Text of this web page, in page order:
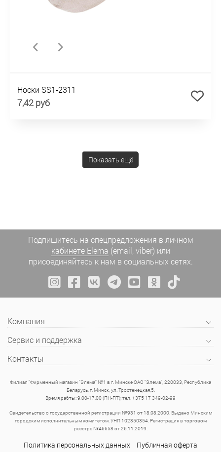
Носки SS1-2311
7,42 руб
Показать ещё
Подпишитесь на спецпредложения в личном
кабинете Elema (email, viber) или
присоединяйтесь к нам в социальных сетях.
Компания
Сервис и поддержка
Контакты
Филиал "Фирменный магазин "Элема" №1 в г. Минске ОАО "Элема", 220033, Республика
Беларусь, г. Минск, ул. Тростенецкая,5.
Время рабты: 9.00-17.00 (ПН-ПТ); тел. +375 17 349-02-99
Свидетельство о государственной регистрации №931 от 18.08.2000. Выдано Минским
городским исполнительным комитетом. УНП 102350354. Регистрация в торговом
реестре №46658 от 26.11.2019.
Политика персональных данных Публичная оферта